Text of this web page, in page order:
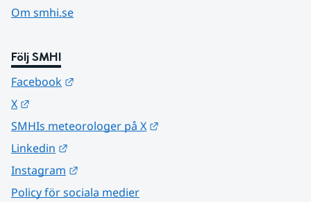
Om smhi.se
Följ SMHI
Facebook
X
SMHIs meteorologer på X
Linkedin
Instagram
Policy för sociala medier